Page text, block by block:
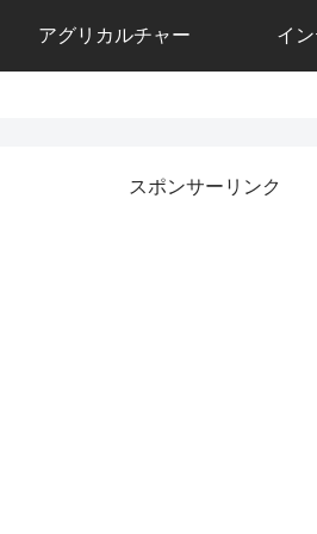
アグリカルチャー イ
スポンサーリンク